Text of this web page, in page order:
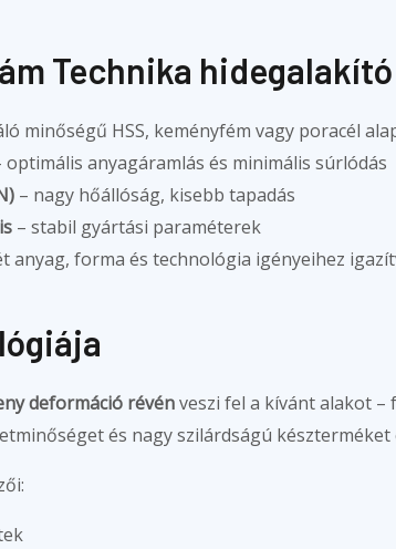
Technika
minőségű HSS, keményfém vagy poracél
optimális anyagáramlás és minimális súrlódás
– nagy hőállóság, kisebb tapadás
– stabil gyártási paraméterek
anyag, forma és technológia igényeihez
deformáció révénveszi fel a kívánt alakot –
és nagy szilárdságú